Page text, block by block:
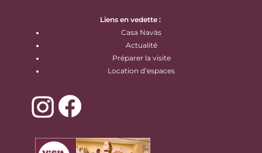
Liens en vedette :
Casa Navàs
Actualité
Préparer la visite
Location d’espaces